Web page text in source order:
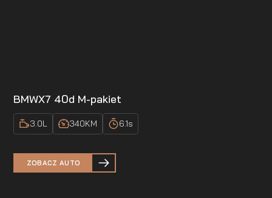
BMWX7 40d M-pakiet
3.0L 340KM 6.1s
ZOBACZ AUTO